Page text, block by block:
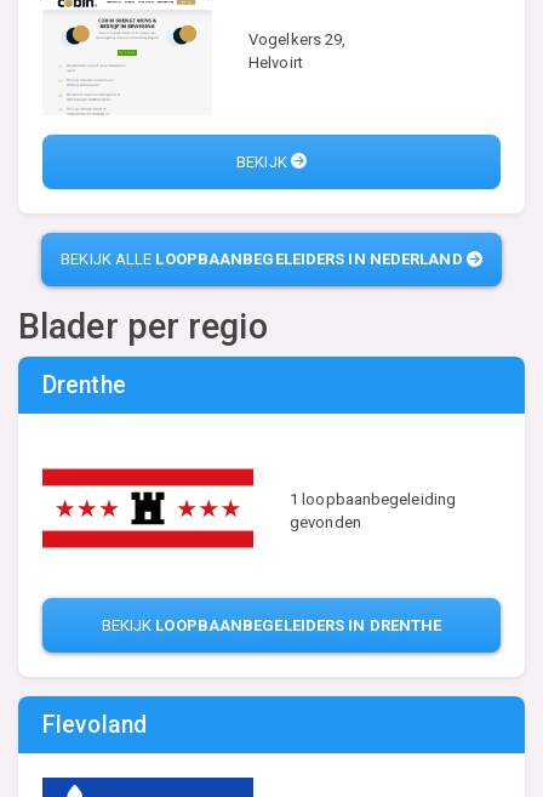
Vogelkers 29,
Helvoirt
BEKIJK
BEKIJK ALLE LOOPBAANBEGELEIDERS IN NEDERLAND
Blader per regio
Drenthe
1 loopbaanbegeleiding
gevonden
BEKIJK LOOPBAANBEGELEIDERS IN DRENTHE
Flevoland